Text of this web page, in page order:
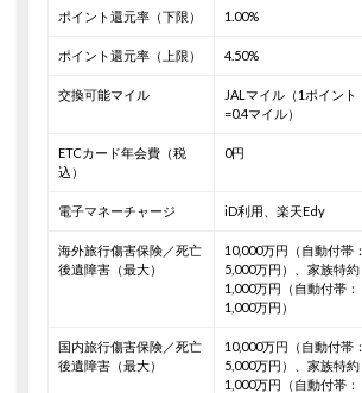
ポイント還元率（下限） 1.00%
ポイント還元率（上限） 4.50%
交換可能マイル
JALマイル（1ポイント
=0.4マイル）
ETCカード年会費（税
込）
0円
電子マネーチャージ iD利用、楽天Edy
海外旅行傷害保険／死亡
後遺障害（最大）
10,000万円（自動付帯：
5,000万円）、家族特約
1,000万円（自動付帯：
1,000万円）
国内旅行傷害保険／死亡
後遺障害（最大）
10,000万円（自動付帯：
5,000万円）、家族特約
1,000万円（自動付帯：